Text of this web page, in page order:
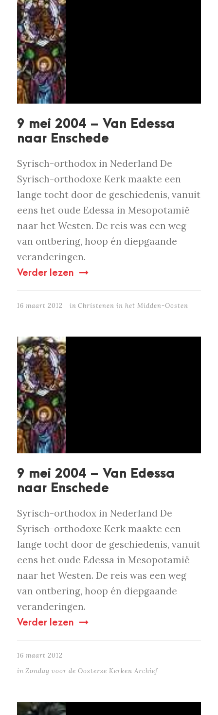
9 mei 2004 – Van Edessa
naar Enschede
Syrisch-orthodox in Nederland De
Syrisch-orthodoxe Kerk maakte een
lange tocht door de geschiedenis, vanuit
eens het oude Edessa in Mesopotamië
naar het Westen. De reis was een weg
van ontbering, hoop én diepgaande
veranderingen.
Verder lezen
16 maart 2012 in Christenen in het Midden-Oosten
9 mei 2004 – Van Edessa
naar Enschede
Syrisch-orthodox in Nederland De
Syrisch-orthodoxe Kerk maakte een
lange tocht door de geschiedenis, vanuit
eens het oude Edessa in Mesopotamië
naar het Westen. De reis was een weg
van ontbering, hoop én diepgaande
veranderingen.
Verder lezen
16 maart 2012
in Zondag voor de Oosterse Kerken Archief